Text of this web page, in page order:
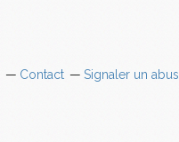
Contact Signaler un abus